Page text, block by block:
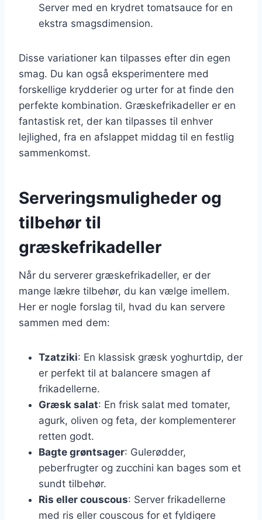
Server med en krydret tomatsauce for en
ekstra smagsdimension.
Disse variationer kan tilpasses efter din egen
smag. Du kan også eksperimentere med
forskellige krydderier og urter for at finde den
perfekte kombination. Græskefrikadeller er en
fantastisk ret, der kan tilpasses til enhver
lejlighed, fra en afslappet middag til en festlig
sammenkomst.
Serveringsmuligheder og
tilbehør til
græskefrikadeller
Når du serverer græskefrikadeller, er der
mange lækre tilbehør, du kan vælge imellem.
Her er nogle forslag til, hvad du kan servere
sammen med dem:
Tzatziki: En klassisk græsk yoghurtdip, der
er perfekt til at balancere smagen af
frikadellerne.
Græsk salat: En frisk salat med tomater,
agurk, oliven og feta, der komplementerer
retten godt.
Bagte grøntsager: Gulerødder,
peberfrugter og zucchini kan bages som et
sundt tilbehør.
Ris eller couscous: Server frikadellerne
med ris eller couscous for et fyldigere